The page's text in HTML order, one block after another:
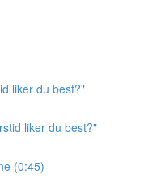
liker du best?"
liker du best?"
(0:45)